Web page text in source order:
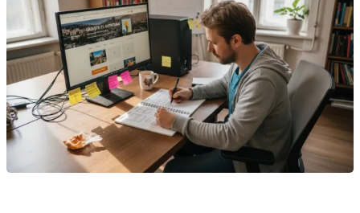
Îți
Influențează
SEO
și
Conversiile